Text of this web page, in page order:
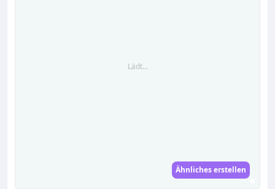
Lädt...
Ähnliches erstellen